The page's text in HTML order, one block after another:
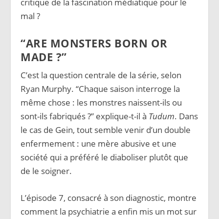
mal ?
“ARE MONSTERS BORN OR
MADE ?”
C’est la question centrale de la série, selon
Ryan Murphy. “Chaque saison interroge la
même chose : les monstres naissent-ils ou
sont-ils fabriqués ?” explique-t-il à Tudum. Dans
le cas de Gein, tout semble venir d’un double
enfermement : une mère abusive et une
société qui a préféré le diaboliser plutôt que
de le soigner.
L’épisode 7, consacré à son diagnostic, montre
comment la psychiatrie a enfin mis un mot sur